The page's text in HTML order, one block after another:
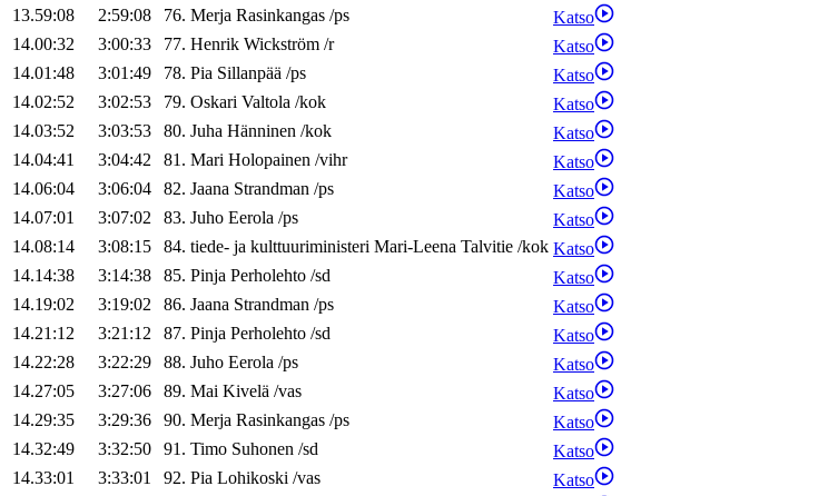
13.59:08
2:59:08 76. Merja Rasinkangas /ps
Katso
14.00:32
3:00:33 77. Henrik Wickström /r
Katso
14.01:48
3:01:49 78. Pia Sillanpää /ps
Katso
14.02:52
3:02:53 79. Oskari Valtola /kok
Katso
14.03:52
3:03:53 80. Juha Hänninen /kok
Katso
14.04:41
3:04:42 81. Mari Holopainen /vihr
Katso
14.06:04
3:06:04 82. Jaana Strandman /ps
Katso
14.07:01
3:07:02 83. Juho Eerola /ps
Katso
14.08:14
3:08:15 84. tiede- ja kulttuuriministeri Mari-Leena Talvitie /kok Katso
14.14:38
3:14:38 85. Pinja Perholehto /sd
Katso
14.19:02
3:19:02 86. Jaana Strandman /ps
Katso
14.21:12
3:21:12 87. Pinja Perholehto /sd
Katso
14.22:28
3:22:29 88. Juho Eerola /ps
Katso
14.27:05
3:27:06 89. Mai Kivelä /vas
Katso
14.29:35
3:29:36 90. Merja Rasinkangas /ps
Katso
14.32:49
3:32:50 91. Timo Suhonen /sd
Katso
14.33:01
3:33:01 92. Pia Lohikoski /vas
Katso